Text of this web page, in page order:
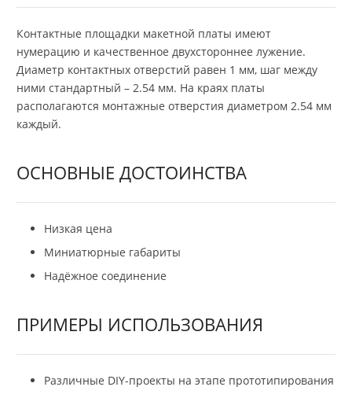
Контактные площадки макетной платы имеют
нумерацию и качественное двухстороннее лужение.
Диаметр контактных отверстий равен 1 мм, шаг между
ними стандартный – 2.54 мм. На краях платы
располагаются монтажные отверстия диаметром 2.54 мм
каждый.
ОСНОВНЫЕ ДОСТОИНСТВА
Низкая цена
Миниатюрные габариты
Надёжное соединение
ПРИМЕРЫ ИСПОЛЬЗОВАНИЯ
Различные DIY-проекты на этапе прототипирования